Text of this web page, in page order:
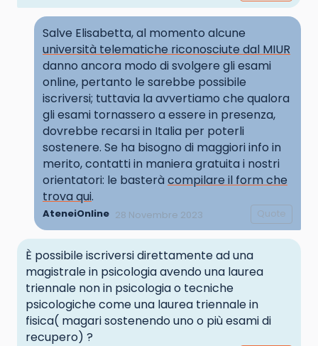
Salve Elisabetta, al momento alcune
università telematiche riconosciute dal MIUR
danno ancora modo di svolgere gli esami
online, pertanto le sarebbe possibile
iscriversi; tuttavia la avvertiamo che qualora
gli esami tornassero a essere in presenza,
dovrebbe recarsi in Italia per poterli
sostenere. Se ha bisogno di maggiori info in
merito, contatti in maniera gratuita i nostri
orientatori: le basterà compilare il form che
trova qui.
AteneiOnline 28 Novembre 2023 Quote
È possibile iscriversi direttamente ad una
magistrale in psicologia avendo una laurea
triennale non in psicologia o tecniche
psicologiche come una laurea triennale in
fisica( magari sostenendo uno o più esami di
recupero) ?